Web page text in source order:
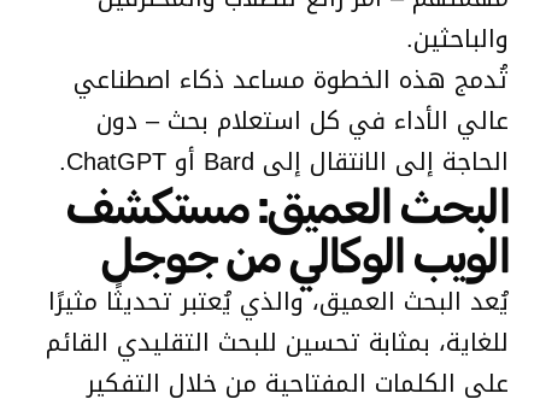
والباحثين.
تُدمج هذه الخطوة مساعد ذكاء اصطناعي
عالي الأداء في كل استعلام بحث – دون
الحاجة إلى الانتقال إلى Bard أو ChatGPT.
البحث العميق: مستكشف
الويب الوكالي من جوجل
يُعد البحث العميق، والذي يُعتبر تحديثًا مثيرًا
للغاية، بمثابة تحسين للبحث التقليدي القائم
على الكلمات المفتاحية من خلال التفكير